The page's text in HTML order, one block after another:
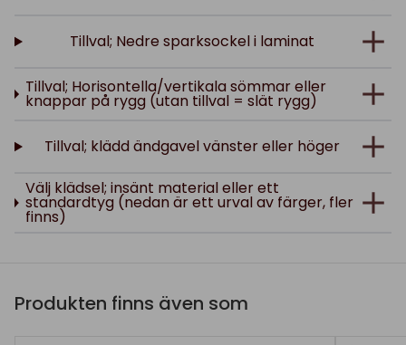
Tillval; Nedre sparksockel i laminat
Tillval; Horisontella/vertikala sömmar eller
knappar på rygg (utan tillval = slät rygg)
Tillval; klädd ändgavel vänster eller höger
Välj klädsel; insänt material eller ett
standardtyg (nedan är ett urval av färger, fler
finns)
Produkten finns även som